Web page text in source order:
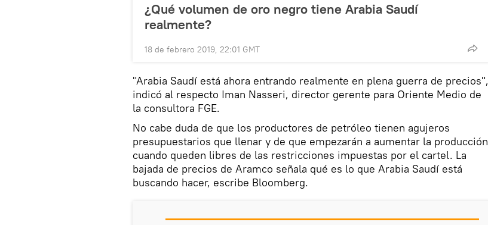
¿Qué volumen de oro negro tiene Arabia Saudí
realmente?
18 de febrero 2019, 22:01 GMT
"Arabia Saudí está ahora entrando realmente en plena guerra de precios",
indicó al respecto Iman Nasseri, director gerente para Oriente Medio de
la consultora FGE.
No cabe duda de que los productores de petróleo tienen agujeros
presupuestarios que llenar y de que empezarán a aumentar la producción
cuando queden libres de las restricciones impuestas por el cartel. La
bajada de precios de Aramco señala qué es lo que Arabia Saudí está
buscando hacer, escribe Bloomberg.